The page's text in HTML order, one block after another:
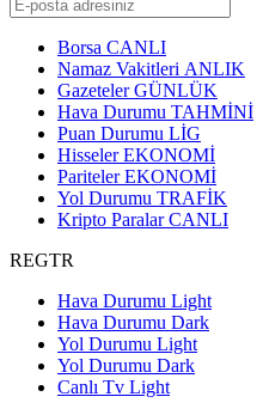
Borsa CANLI
Namaz Vakitleri ANLIK
GazetelerGÜNLÜK
Hava Durumu TAHMİNİ
Puan Durumu LİG
HisselerEKONOMİ
ParitelerEKONOMİ
Yol Durumu TRAFİK
Kripto ParalarCANLI
REGTR
Hava Durumu Light
Hava Durumu Dark
Yol Durumu Light
Yol Durumu Dark
Canlı Tv Light